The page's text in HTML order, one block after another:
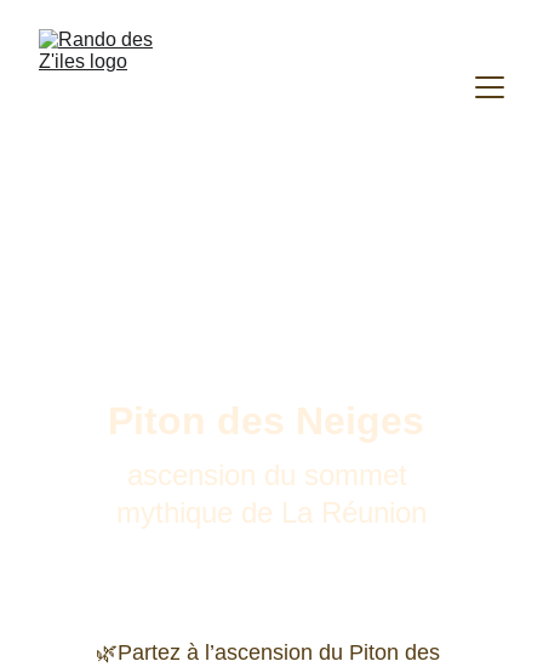
Piton des Neiges
ascension du sommet
mythique de La Réunion
🌿Partez à l’ascension du Piton des